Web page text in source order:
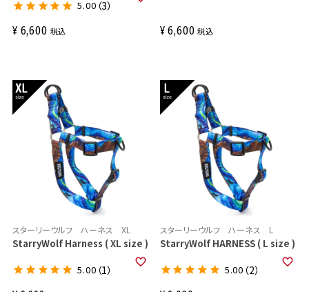
¥ 6,600 税込
5.00 （3）
¥ 6,600 税込
スターリーウルフ ハーネス XL
StarryWolf Harness ( XL size )
5.00 （1）
スターリーウルフ ハーネス L
StarryWolf HARNESS ( L size )
5.00 （2）